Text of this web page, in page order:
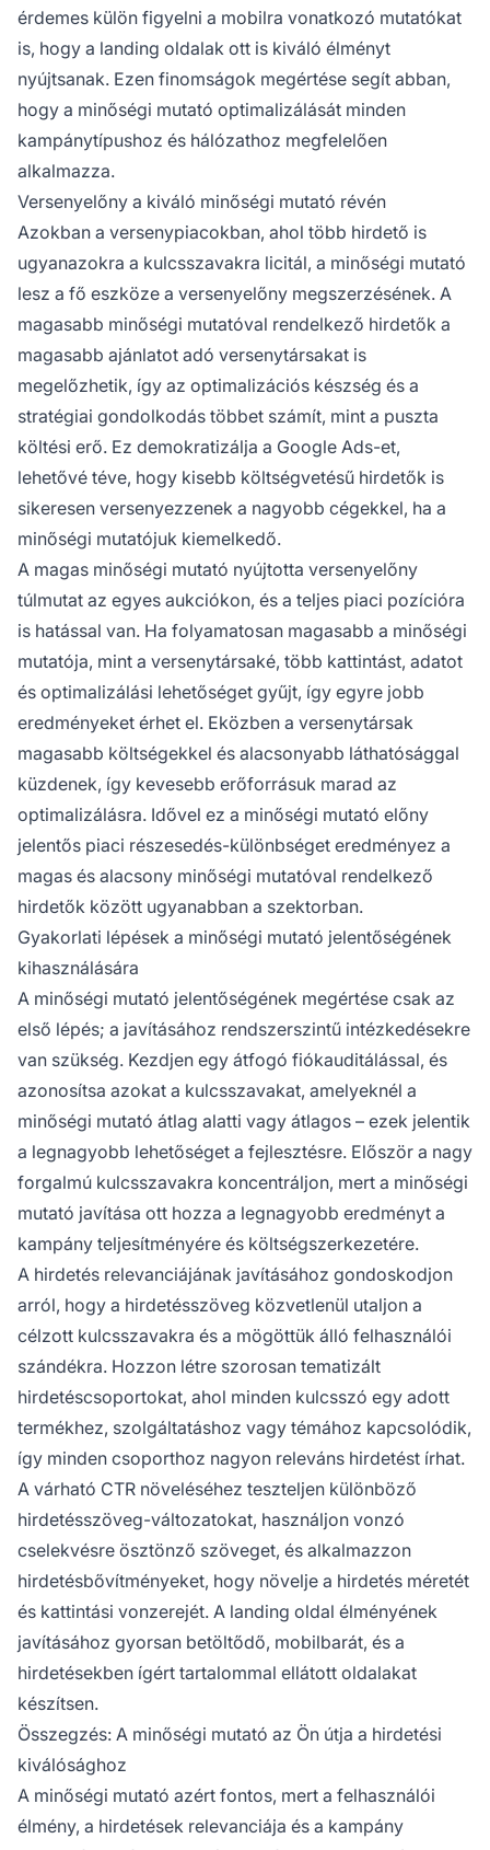
érdemes külön figyelni a mobilra vonatkozó mutatókat
is, hogy a landing oldalak ott is kiváló élményt
nyújtsanak. Ezen finomságok megértése segít abban,
hogy a minőségi mutató optimalizálását minden
kampánytípushoz és hálózathoz megfelelően
alkalmazza.
Versenyelőny a kiváló minőségi mutató révén
Azokban a versenypiacokban, ahol több hirdető is
ugyanazokra a kulcsszavakra licitál, a minőségi mutató
lesz a fő eszköze a versenyelőny megszerzésének. A
magasabb minőségi mutatóval rendelkező hirdetők a
magasabb ajánlatot adó versenytársakat is
megelőzhetik, így az optimalizációs készség és a
stratégiai gondolkodás többet számít, mint a puszta
költési erő. Ez demokratizálja a Google Ads-et,
lehetővé téve, hogy kisebb költségvetésű hirdetők is
sikeresen versenyezzenek a nagyobb cégekkel, ha a
minőségi mutatójuk kiemelkedő.
A magas minőségi mutató nyújtotta versenyelőny
túlmutat az egyes aukciókon, és a teljes piaci pozícióra
is hatással van. Ha folyamatosan magasabb a minőségi
mutatója, mint a versenytársaké, több kattintást, adatot
és optimalizálási lehetőséget gyűjt, így egyre jobb
eredményeket érhet el. Eközben a versenytársak
magasabb költségekkel és alacsonyabb láthatósággal
küzdenek, így kevesebb erőforrásuk marad az
optimalizálásra. Idővel ez a minőségi mutató előny
jelentős piaci részesedés-különbséget eredményez a
magas és alacsony minőségi mutatóval rendelkező
hirdetők között ugyanabban a szektorban.
Gyakorlati lépések a minőségi mutató jelentőségének
kihasználására
A minőségi mutató jelentőségének megértése csak az
első lépés; a javításához rendszerszintű intézkedésekre
van szükség. Kezdjen egy átfogó fiókauditálással, és
azonosítsa azokat a kulcsszavakat, amelyeknél a
minőségi mutató átlag alatti vagy átlagos – ezek jelentik
a legnagyobb lehetőséget a fejlesztésre. Először a nagy
forgalmú kulcsszavakra koncentráljon, mert a minőségi
mutató javítása ott hozza a legnagyobb eredményt a
kampány teljesítményére és költségszerkezetére.
A hirdetés relevanciájának javításához gondoskodjon
arról, hogy a hirdetésszöveg közvetlenül utaljon a
célzott kulcsszavakra és a mögöttük álló felhasználói
szándékra. Hozzon létre szorosan tematizált
hirdetéscsoportokat, ahol minden kulcsszó egy adott
termékhez, szolgáltatáshoz vagy témához kapcsolódik,
így minden csoporthoz nagyon releváns hirdetést írhat.
A várható CTR növeléséhez teszteljen különböző
hirdetésszöveg-változatokat, használjon vonzó
cselekvésre ösztönző szöveget, és alkalmazzon
hirdetésbővítményeket, hogy növelje a hirdetés méretét
és kattintási vonzerejét. A landing oldal élményének
javításához gyorsan betöltődő, mobilbarát, és a
hirdetésekben ígért tartalommal ellátott oldalakat
készítsen.
Összegzés: A minőségi mutató az Ön útja a hirdetési
kiválósághoz
A minőségi mutató azért fontos, mert a felhasználói
élmény, a hirdetések relevanciája és a kampány